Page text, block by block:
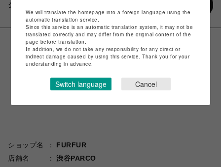
シェアする
ショップ名
FURFUR
店舗名
渋谷PARCO
We will translate the homepage into a foreign language using the
automatic translation service.
Since this service is an automatic translation system, it may not be
translated correctly and may differ from the original content of the
page before translation.
In addition, we do not take any responsibility for any direct or
indirect damage caused by using this service. Thank you for your
understanding in advance.
Switch language Cancel